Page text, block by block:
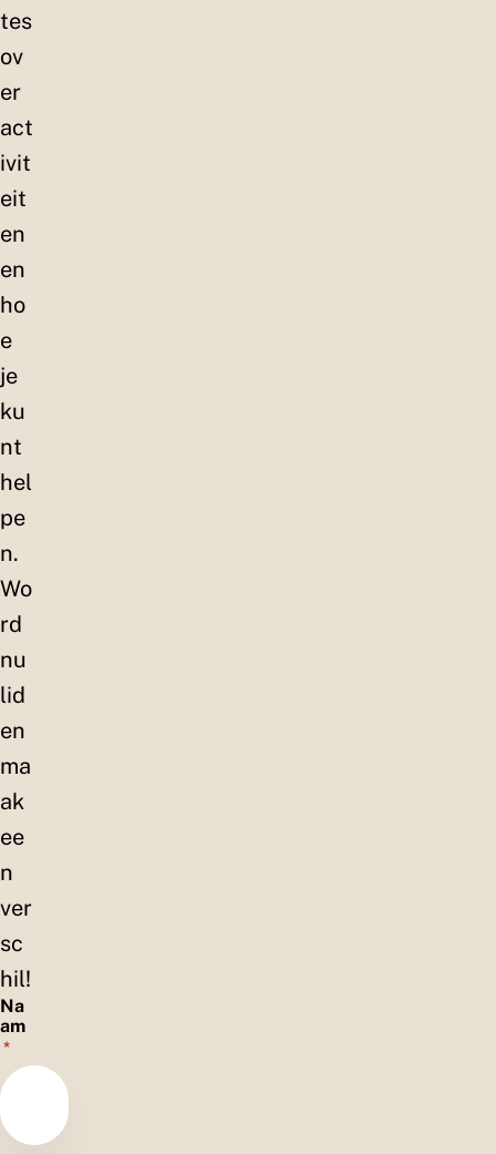
tes
ov
er
act
ivit
eit
en
en
ho
e
je
ku
nt
hel
pe
n.
Wo
rd
nu
lid
en
ma
ak
ee
n
ver
sc
hil!
Na
am
*